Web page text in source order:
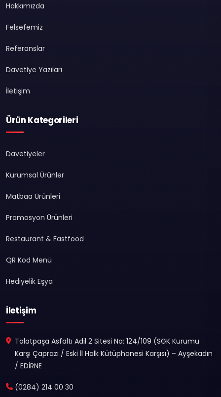
Hakkımızda
Felsefemiz
Referanslar
Davetiye Yazıları
İletişim
Ürün Kategorileri
Davetiyeler
Kurumsal Ürünler
Matbaa Ürünleri
Promosyon Ürünleri
Restaurant & Fastfood
QR Kod Menü
Hediyelik Eşya
İletişim
Talatpaşa Asfaltı Adil 2 Sitesi No: 124/109 (SGK Kurumu
Karşı Çaprazı / Eski İl Halk Kütüphanesi Karşısı) – Ayşekadın
/ EDİRNE
(0284) 214 00 30